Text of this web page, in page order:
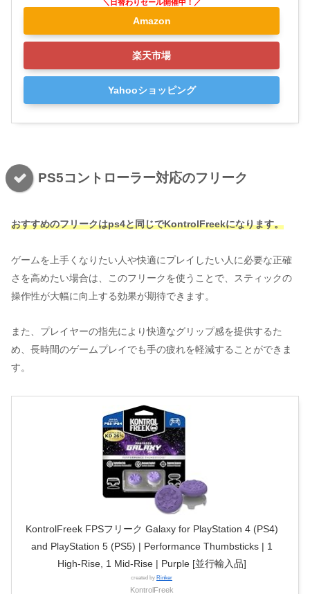
Amazon
楽天市場
Yahooショッピング
PS5コントローラー対応のフリーク
おすすめのフリークはps4と同じでKontrolFreekになります。
ゲームを上手くなりたい人や快適にプレイしたい人に必要な正確
さを高めたい場合は、このフリークを使うことで、スティックの
操作性が大幅に向上する効果が期待できます。
また、プレイヤーの指先により快適なグリップ感を提供するた
め、長時間のゲームプレイでも手の疲れを軽減することができま
す。
KontrolFreek FPSフリーク Galaxy for PlayStation 4 (PS4)
and PlayStation 5 (PS5) | Performance Thumbsticks | 1
High-Rise, 1 Mid-Rise | Purple [並行輸入品]
created by Rinker
KontrolFreek